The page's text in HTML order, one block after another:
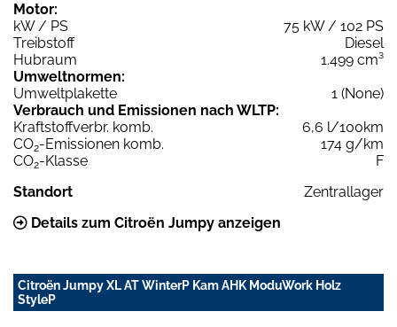
Motor:
kW / PS
75 kW / 102 PS
Treibstoff
Diesel
Hubraum
1.499 cm³
Umweltnormen:
Umweltplakette
1 (None)
Verbrauch und Emissionen nach WLTP:
Kraftstoffverbr. komb.
6,6 l/100km
CO2-Emissionen komb.
174 g/km
CO2-Klasse
F
Standort
Zentrallager
Details zum Citroën Jumpy anzeigen
Citroën Jumpy XL AT WinterP Kam AHK ModuWork Holz
StyleP